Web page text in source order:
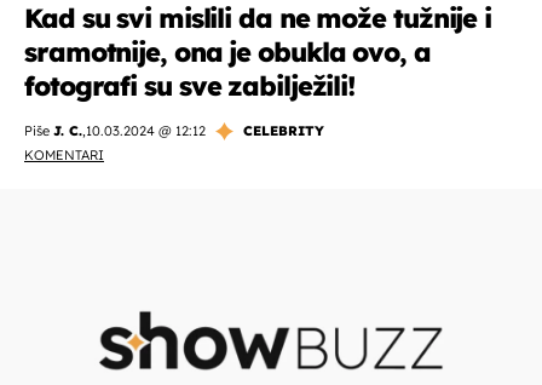
Kad su svi mislili da ne može tužnije i
sramotnije, ona je obukla ovo, a
fotografi su sve zabilježili!
Piše J. C.,10.03.2024 @ 12:12
CELEBRITY
KOMENTARI